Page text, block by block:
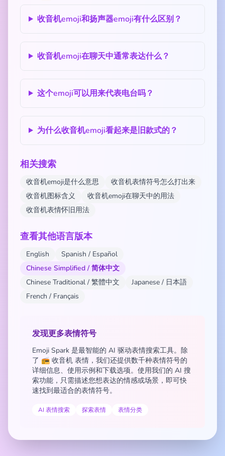
收音机emoji和扬声器emoji有什么区别？
收音机emoji在聊天中通常表达什么？
这个emoji可以用来代表电台吗？
为什么收音机emoji看起来是旧款式的？
相关搜索
收音机emoji是什么意思
收音机表情符号怎么打出来
收音机图标含义
收音机emoji在聊天中的用法
收音机表情怀旧用法
查看其他语言版本
English
Spanish / Español
Chinese Simplified / 简体中文
Chinese Traditional / 繁體中文
Japanese / 日本語
French / Français
发现更多表情符号
Emoji Spark 是最智能的 AI 驱动表情搜索工具。除
了 📻 收音机 表情，我们还提供数千种表情符号的
详细信息、使用示例和下载选项。使用我们的 AI 搜
索功能，只需描述您想表达的情感或场景，即可快
速找到最适合的表情符号。
AI 表情搜索 探索表情 表情分类